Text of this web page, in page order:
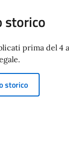
storico
prima del 4
storico